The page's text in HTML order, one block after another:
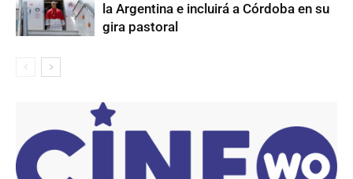
la Argentina e incluirá a Córdoba en su
gira pastoral